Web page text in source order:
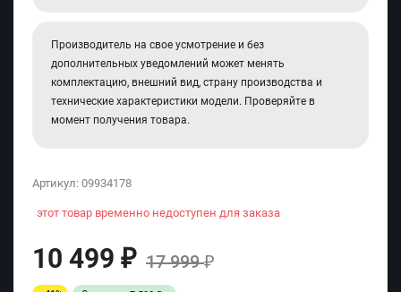
Производитель на свое усмотрение и без
дополнительных уведомлений может менять
комплектацию, внешний вид, страну производства и
технические характеристики модели. Проверяйте в
момент получения товара.
Артикул: 09934178
этот товар временно недоступен для заказа
10 499 ₽ 17 999₽